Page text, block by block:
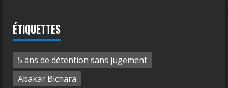
ÉTIQUETTES
5 ans de détention sans jugement
Abakar Bichara